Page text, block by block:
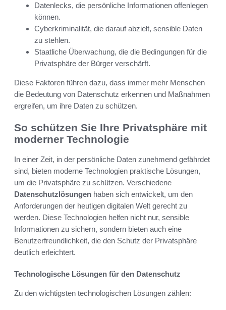
Datenlecks, die persönliche Informationen offenlegen
können.
Cyberkriminalität, die darauf abzielt, sensible Daten
zu stehlen.
Staatliche Überwachung, die die Bedingungen für die
Privatsphäre der Bürger verschärft.
Diese Faktoren führen dazu, dass immer mehr Menschen
die Bedeutung von Datenschutz erkennen und Maßnahmen
ergreifen, um ihre Daten zu schützen.
So schützen Sie Ihre Privatsphäre mit
moderner Technologie
In einer Zeit, in der persönliche Daten zunehmend gefährdet
sind, bieten moderne Technologien praktische Lösungen,
um die Privatsphäre zu schützen. Verschiedene
Datenschutzlösungen haben sich entwickelt, um den
Anforderungen der heutigen digitalen Welt gerecht zu
werden. Diese Technologien helfen nicht nur, sensible
Informationen zu sichern, sondern bieten auch eine
Benutzerfreundlichkeit, die den Schutz der Privatsphäre
deutlich erleichtert.
Technologische Lösungen für den Datenschutz
Zu den wichtigsten technologischen Lösungen zählen: